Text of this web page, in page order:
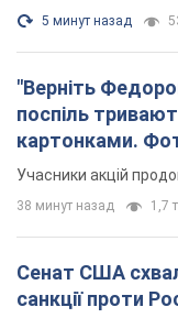
санкції проти
Документ
22 минуты назад